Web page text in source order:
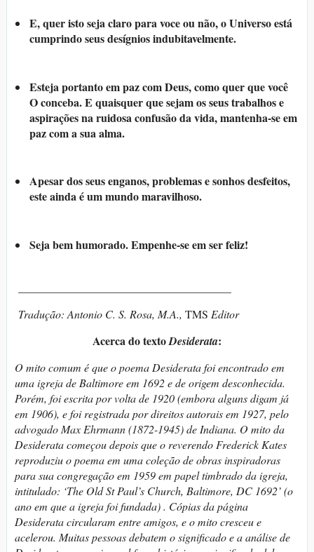
E, quer isto seja claro para voce ou não, o Universo está
cumprindo seus desígnios indubitavelmente.
Esteja portanto em paz com Deus, como quer que você
O conceba. E quaisquer que sejam os seus trabalhos e
aspirações na ruidosa confusão da vida, mantenha-se em
paz com a sua alma.
Apesar dos seus enganos, problemas e sonhos desfeitos,
este ainda é um mundo maravilhoso.
Seja bem humorado. Empenhe-se em ser feliz!
Tradução: Antonio C. S. Rosa, M.A., TMS Editor
Acerca do textoDesiderata:
O mito comum é que o poema Desiderata foi encontrado em
uma igreja de Baltimore em 1692 e de origem desconhecida.
Porém, foi escrita por volta de 1920 (embora alguns digam já
em 1906), e foi registrada por direitos autorais em 1927, pelo
advogado Max Ehrmann (1872-1945) de Indiana. O mito da
Desiderata começou depois que o reverendo Frederick Kates
reproduziu o poema em uma coleção de obras inspiradoras
para sua congregação em 1959 em papel timbrado da igreja,
intitulado: ‘The Old St Paul’s Church, Baltimore, DC 1692’ (o
ano em que a igreja foi fundada). Cópias da página
Desiderata circularam entre amigos, e o mito cresceu e
acelerou. Muitas pessoas debatem o significado e a análise de